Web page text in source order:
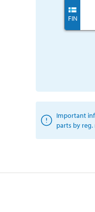
FIN
Important
parts by